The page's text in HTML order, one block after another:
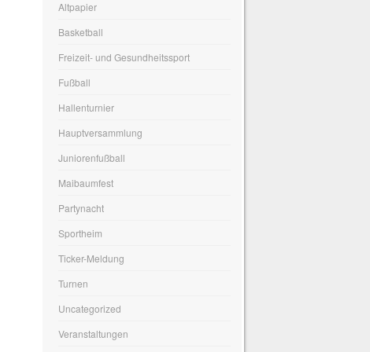
Altpapier
Basketball
Freizeit- und Gesundheitssport
Fußball
Hallenturnier
Hauptversammlung
Juniorenfußball
Maibaumfest
Partynacht
Sportheim
Ticker-Meldung
Turnen
Uncategorized
Veranstaltungen